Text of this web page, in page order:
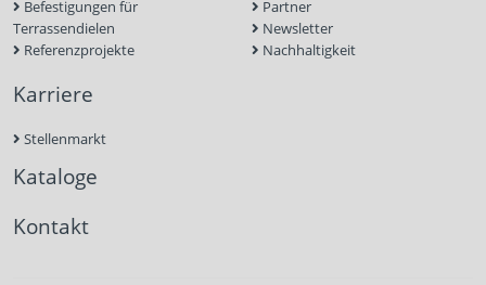
Befestigungen für
Terrassendielen
Referenzprojekte
Partner
Newsletter
Nachhaltigkeit
Karriere
Stellenmarkt
Kataloge
Kontakt